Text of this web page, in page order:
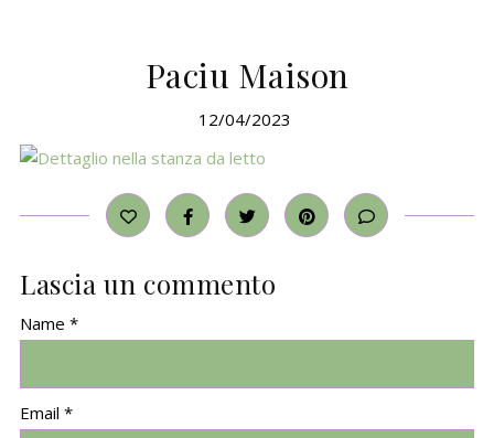
Paciu Maison
12/04/2023
Lascia un commento
Name *
Email *